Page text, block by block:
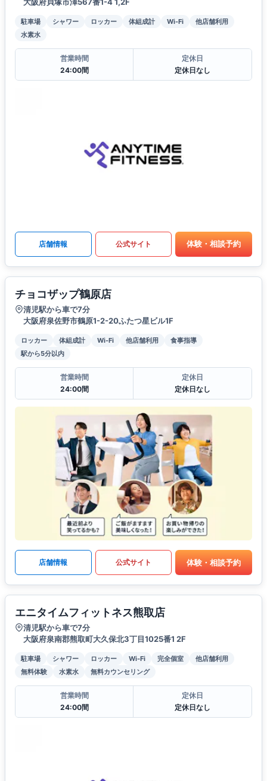
大阪府貝塚市澤567番1-4 1,2F
駐車場 シャワー ロッカー 体組成計 Wi-Fi
他店舗利用
水素水
営業時間
24:00間
定休日
定休日なし
店舗情報 公式サイト 体験・相談予約
チョコザップ鶴原店
清児駅から車で7分
大阪府泉佐野市鶴原1-2-20ふたつ星ビル1F
ロッカー 体組成計 Wi-Fi 他店舗利用
食事指導
駅から5分以内
営業時間
24:00間
定休日
定休日なし
店舗情報 公式サイト 体験・相談予約
エニタイムフィットネス熊取店
清児駅から車で7分
大阪府泉南郡熊取町大久保北3丁目1025番1 2F
駐車場 シャワー ロッカー Wi-Fi 完全個室
他店舗利用
無料体験
水素水 無料カウンセリング
営業時間
24:00間
定休日
定休日なし